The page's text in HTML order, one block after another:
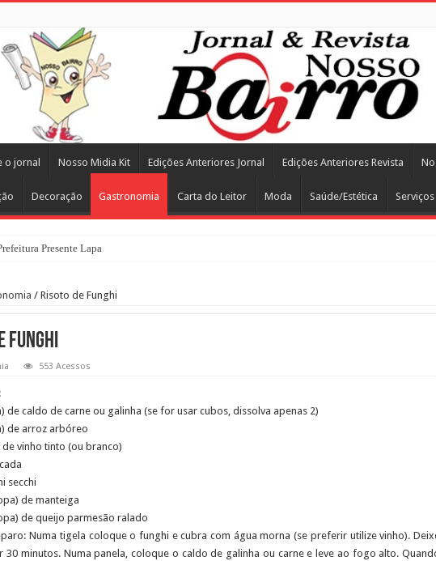
o jornal Nosso Midia Kit Edições Anteriores Jornal Edições Anteriores Revista
Decoração Gastronomia Carta do Leitor Moda Saúde/Estética Serviços
Presente Lapa
/ Risoto de Funghi
Funghi
553 Acessos
de caldo de carne ou galinha (se for usar cubos, dissolva apenas 2)
de arroz arbóreo
de vinho tinto (ou branco)
secchi
de manteiga
de queijo parmesão ralado
Numa tigela coloque o funghi e cubra com água morna (se preferir utilize vinho).
30 minutos. Numa panela, coloque o caldo de galinha ou carne e leve ao fogo alto.